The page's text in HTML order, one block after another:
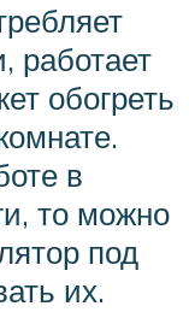
работает
обогреть
в
то можно
под
их.